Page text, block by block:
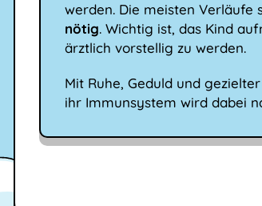
werden. Die meisten Verläufe
nötig. Wichtig ist, das Kind
ärztlich vorstellig zu werden.
Mit Ruhe, Geduld und
ihr Immunsystem wird dabei